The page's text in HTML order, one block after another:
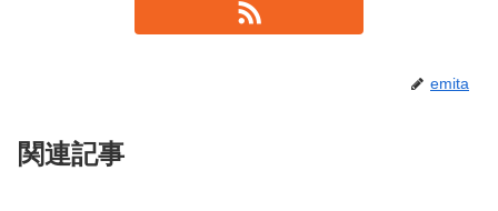
emita
関連記事